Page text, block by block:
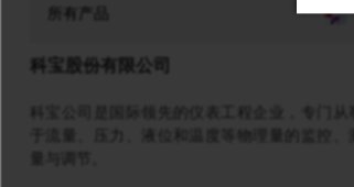
所有产品
科宝股份有限公司
科宝公司是国际领先的仪表工程企业，专门从
于流量、压力、液位和温度等物理量的监控、测
量与调节。